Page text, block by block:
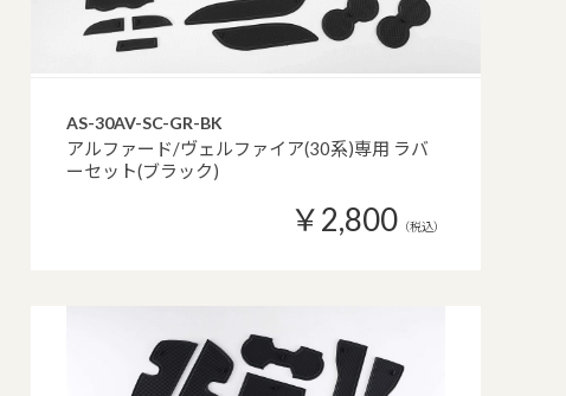
AS-30AV-SC-GR-BK
アルファード/ヴェルファイア(30系)専用 ラバ
ーセット(ブラック)
￥2,800 （税込）